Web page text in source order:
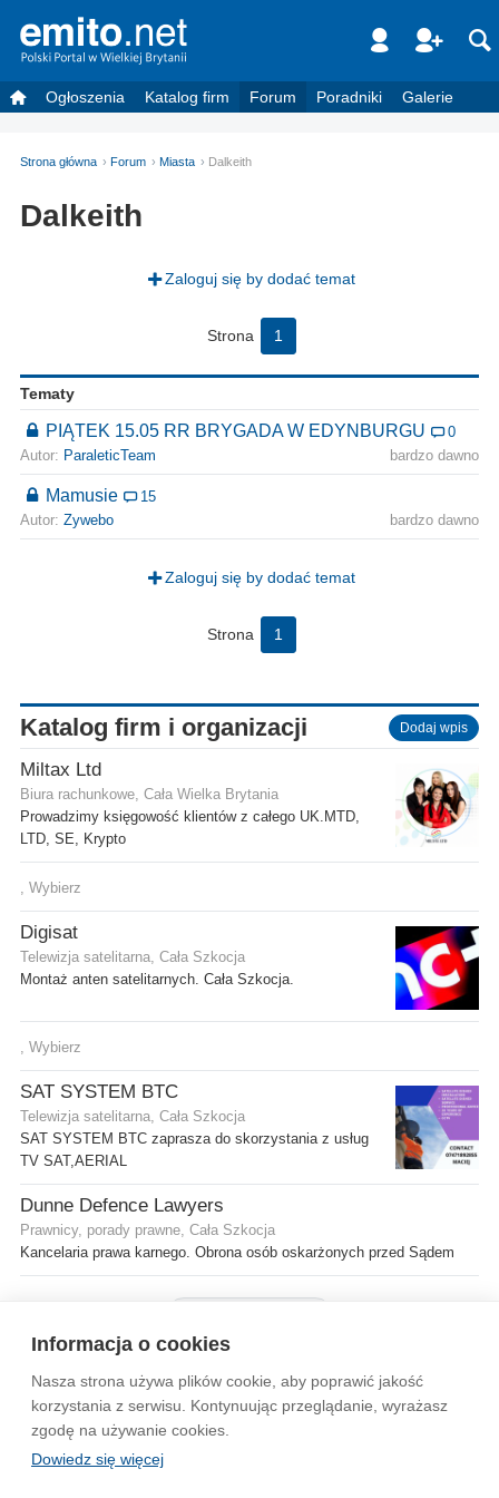
Informacja o cookies
Nasza strona używa plików cookie, aby poprawić jakość
korzystania z serwisu. Kontynuując przeglądanie, wyrażasz
zgodę na używanie cookies.
Dowiedz się więcej
Ogłoszenia Katalog firm Forum Poradniki Galerie
Strona główna Forum Miasta Dalkeith
Dalkeith
Zaloguj się by dodać temat
Strona 1
Tematy
PIĄTEK 15.05 RR BRYGADA W EDYNBURGU
0
Autor: ParaleticTeam bardzo dawno
Mamusie
15
Autor: Zywebo bardzo dawno
Zaloguj się by dodać temat
Strona 1
Katalog firm i organizacji Dodaj wpis
Miltax Ltd
Biura rachunkowe, Cała Wielka Brytania
Prowadzimy księgowość klientów z całego UK.MTD,
LTD, SE, Krypto
, Wybierz
Digisat
Telewizja satelitarna, Cała Szkocja
Montaż anten satelitarnych. Cała Szkocja.
, Wybierz
SAT SYSTEM BTC
Telewizja satelitarna, Cała Szkocja
SAT SYSTEM BTC zaprasza do skorzystania z usług
TV SAT,AERIAL
Dunne Defence Lawyers
Prawnicy, porady prawne, Cała Szkocja
Kancelaria prawa karnego. Obrona osób oskarżonych przed Sądem
Wytyczne dla społeczności Regulamin Prywatność
Reklama Kontakt